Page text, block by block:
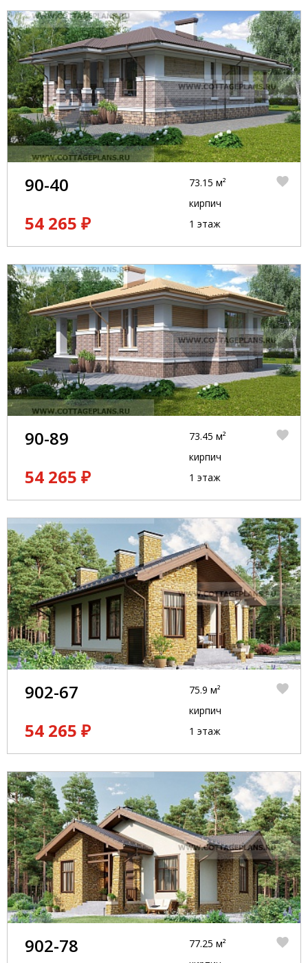
90-40
54 265 ₽
73.15 м²
кирпич
1 этаж
90-89
54 265 ₽
73.45 м²
кирпич
1 этаж
902-67
54 265 ₽
75.9 м²
кирпич
1 этаж
902-78
77.25 м²